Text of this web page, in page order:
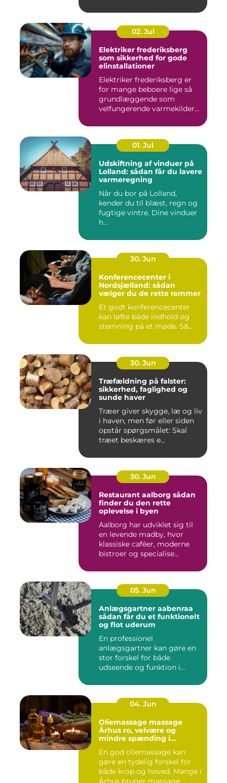
02. Jul
Elektriker frederiksberg
som sikkerhed for gode
elinstallationer
Elektriker frederiksberg er
for mange beboere lige så
grundlæggende som
velfungerende varmekilder
01. Jul
Udskiftning af vinduer på
Lolland: sådan får du lavere
varmeregning
Når du bor på Lolland,
kender du til blæst, regn og
fugtige vintre. Dine vinduer
h...
30. Jun
Konferencecenter i
Nordsjælland: sådan
vælger du de rette rammer
Et godt konferencecenter
kan løfte både indhold og
stemning på et møde. S&...
30. Jun
Træfældning på falster:
sikkerhed, faglighed og
sunde haver
Træer giver skygge, læ og liv
i haven, men før eller siden
opstår spørgsmålet: Skal
træet beskæres e...
30. Jun
Restaurant aalborg sådan
finder du den rette
oplevelse i byen
Aalborg har udviklet sig til
en levende madby, hvor
klassiske caféer, moderne
bistroer og specialise...
05. Jun
Anlægsgartner aabenraa
sådan får du et funktionelt
og flot uderum
En professionel
anlægsgartner kan gøre en
stor forskel for både
udseende og funktion i
04. Jun
Oliemassage massage
Århus ro, velvære og
mindre spænding i
En god oliemassage kan
gøre en tydelig forskel for
både krop og hoved. Mange i
Århus bruger massage ...